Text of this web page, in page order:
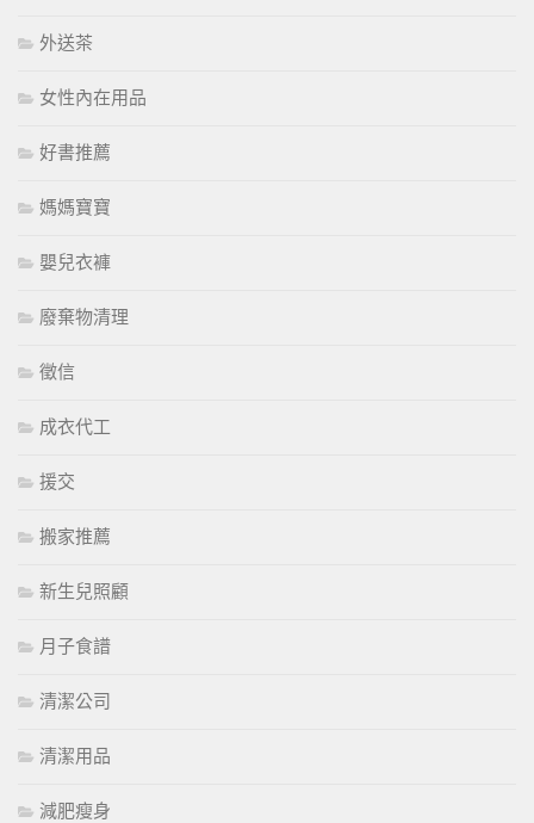
外送茶
女性內在用品
好書推薦
媽媽寶寶
嬰兒衣褲
廢棄物清理
徵信
成衣代工
援交
搬家推薦
新生兒照顧
月子食譜
清潔公司
清潔用品
減肥瘦身